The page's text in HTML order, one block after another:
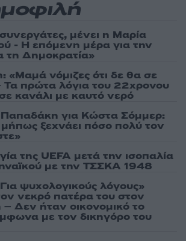
μένει η Μαρία
- Η επόμενη μέρα για την
τη Δημοκρατία»
«Μαμά νόμιζες ότι δε θα σε
πρώτα λόγια του 22χρονου
κανάλι με καυτό νερό
Παπαδάκη για Κώστα Σόμμερ:
ξεχνάει πόσο πολύ τον
της UEFA μετά την ισοπαλία
με την ΤΣΣΚΑ 1948
ψυχολογικούς λόγους»
νεκρό πατέρα του στον
Δεν ήταν οικονομικό το
με τον δικηγόρο του